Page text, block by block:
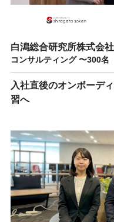
白潟総合研究所株式会社
コンサルティング 〜300名
入社直後のオンボーデ
習へ